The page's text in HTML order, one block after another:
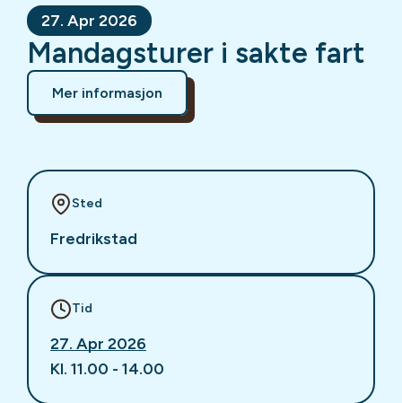
27. Apr 2026
Mandagsturer i sakte fart
Mer informasjon
Sted
Fredrikstad
Tid
27. Apr 2026
Kl. 11.00 - 14.00